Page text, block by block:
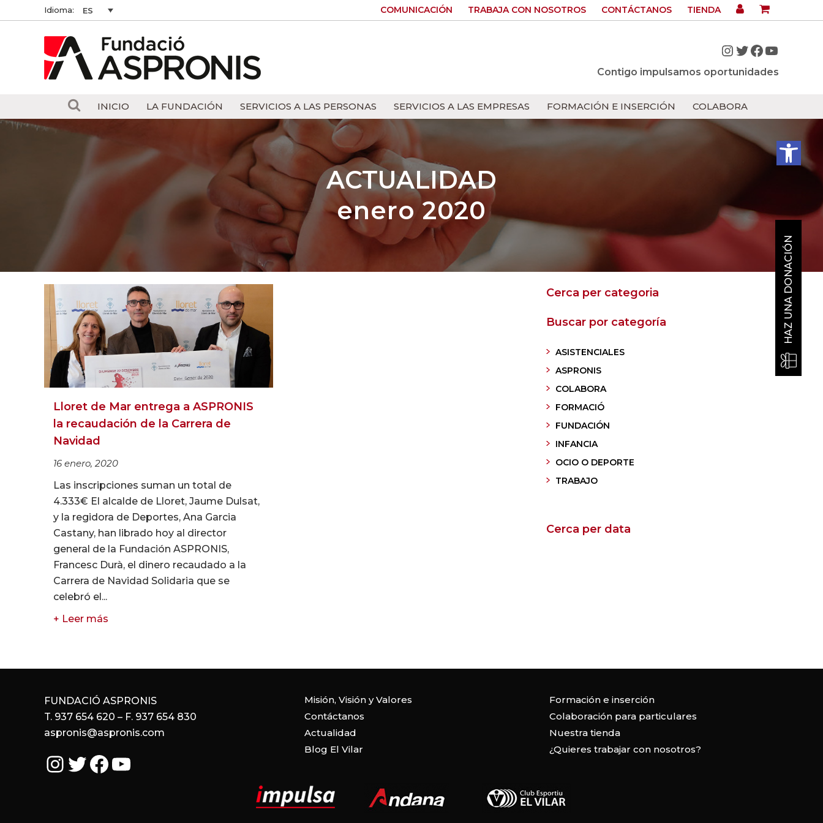
Abrir
Idioma: ES COMUNICACIÓN TRABAJA CON NOSOTROS CONTÁCTANOS TIENDA
Instagram
Twitter
Facebook
Contigo impulsamos oportunidades
INICIO LA FUNDACIÓN SERVICIOS A LAS PERSONAS SERVICIOS A LAS EMPRESAS FORMACIÓN E INSERCIÓN COLABORA
HAZ UNA DONACIÓN
ACTUALIDAD
enero 2020
Lloret de Mar entrega a ASPRONIS
la recaudación de la Carrera de
Navidad
16 enero, 2020
Las inscripciones suman un total de
4.333€ El alcalde de Lloret, Jaume Dulsat,
y la regidora de Deportes, Ana Garcia
Castany, han librado hoy al director
general de la Fundación ASPRONIS,
Francesc Durà, el dinero recaudado a la
Carrera de Navidad Solidaria que se
celebró el...
+ Leer más
Cerca per categoria
Buscar por categoría
ASISTENCIALES
ASPRONIS
COLABORA
FORMACIÓ
FUNDACIÓN
INFANCIA
OCIO O DEPORTE
TRABAJO
Cerca per data
FUNDACIÓ ASPRONIS
T. 937 654 620 – F. 937 654 830
aspronis@aspronis.com
Instagram
Twitter
Facebook
YouTube
Misión, Visión y Valores
Contáctanos
Actualidad
Blog El Vilar
Formación e inserción
Colaboración para particulares
Nuestra tienda
¿Quieres trabajar con nosotros?